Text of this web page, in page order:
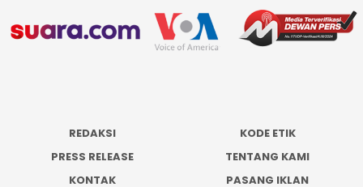
REDAKSI
KODE ETIK
PRESS RELEASE
TENTANG KAMI
KONTAK
PASANG IKLAN